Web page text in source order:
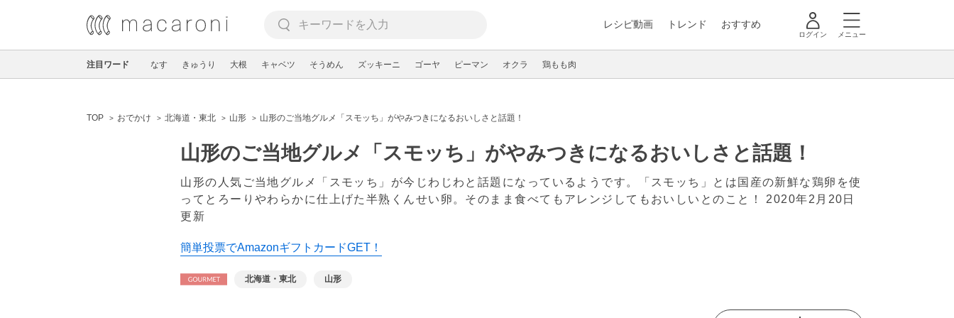
レシピ動画 トレンド おすすめ
ログイン メニュー
注目ワード なす きゅうり 大根 キャベツ そうめん ズッキーニ ゴーヤ ピーマン オクラ 鶏もも肉
TOP おでかけ 北海道・東北 山形 山形のご当地グルメ「スモッち」がやみつきになるおいしさと話題！
山形のご当地グルメ「スモッち」がやみつきになるおいしさと話題！
山形の人気ご当地グルメ「スモッち」が今じわじわと話題になっているようです。「スモッち」とは国産の新鮮な鶏卵を使
ってとろーりやわらかに仕上げた半熟くんせい卵。そのまま食べてもアレンジしてもおいしいとのこと！ 2020年2月20日
更新
簡単投票でAmazonギフトカードGET！
北海道・東北 山形